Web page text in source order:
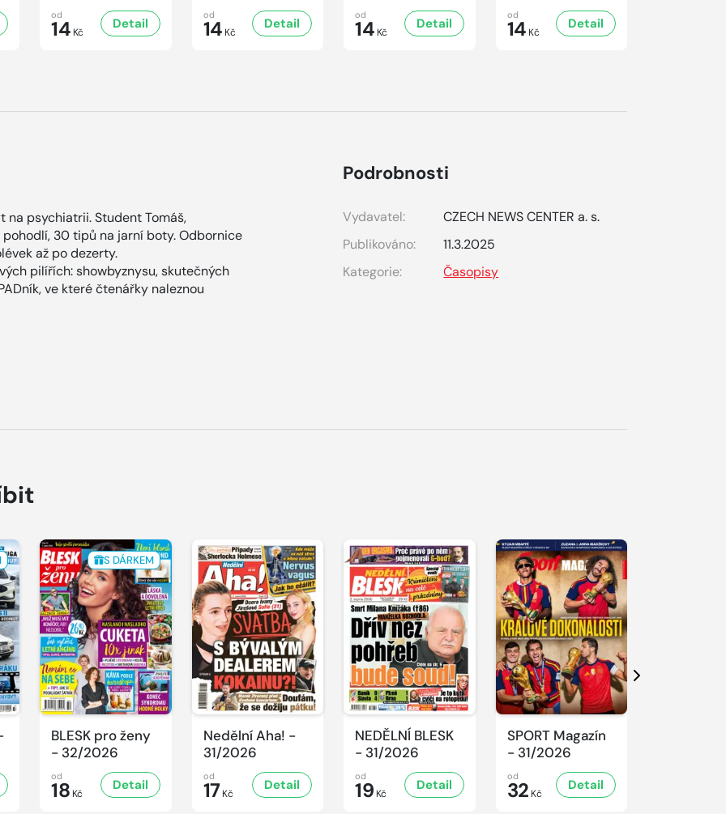
od
14 Kč
Detail
od
14 Kč
Detail
od
14 Kč
Detail
od
14 Kč
Detail
na psychiatrii. Student Tomáš,
30 tipů na jarní boty. Odbornice
až po dezerty.
pilířích: showbyznysu, skutečných
ve které čtenářky naleznou
Podrobnosti
Vydavatel:
CZECH NEWS CENTER a. s.
Publikováno:
11.3.2025
Kategorie:
Časopisy
S DÁRKEM
BLESK pro ženy
- 32/2026
od
18 Kč
Detail
Nedělní Aha! -
31/2026
od
17 Kč
Detail
NEDĚLNÍ BLESK
- 31/2026
od
19 Kč
Detail
SPORT Magazín
- 31/2026
od
32 Kč
Detail
Další